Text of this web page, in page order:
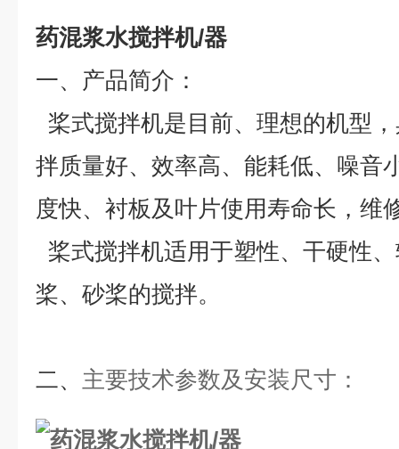
药混浆水搅拌机/器
一、 产品简介：
桨式搅拌机是目前、理想的机型
拌质量好、效率高、能耗低、噪音
度快、衬板及叶片使用寿命长，维
桨式搅拌机适用于塑性、干硬性
桨、砂桨的搅拌。
二、 主要技术参数及安装尺寸 ：